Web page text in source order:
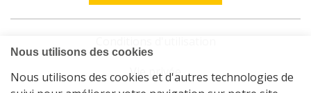
Vie privée